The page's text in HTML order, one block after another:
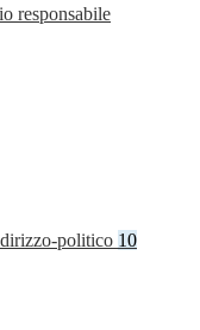
responsabile
politico 10